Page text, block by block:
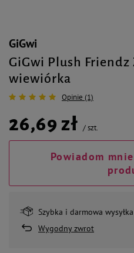
GiGwi
GiGwi Plush Friendz
wiewiórka
Opinie (1)
26,69 zł /szt.
Powiadom
Szybka i darmowa
Wygodny zwrot